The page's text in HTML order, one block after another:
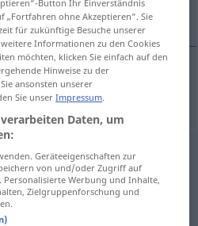
„Fortfahren ohne Akzeptieren“. Sie
für zukünftige Besuche unserer
Informationen zu den Cookies
möchten, klicken Sie einfach auf den
Hinweise zu der
ansonsten unserer
Sie unserImpressum.
Daten, um
Geräteeigenschaften zur
von und/oder Zugriff auf
Werbung und Inhalte,
Zielgruppenforschung und